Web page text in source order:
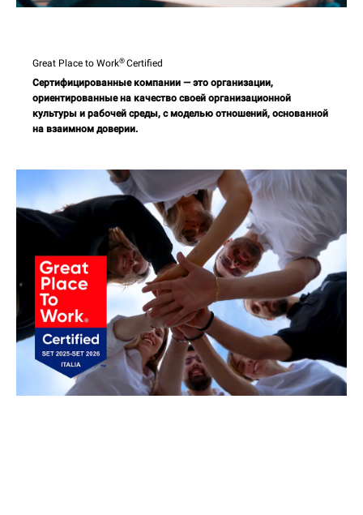
Great Place to Work® Certified
Сертифицированные компании — это организации,
ориентированные на качество своей организационной
культуры и рабочей среды, с моделью отношений, основанной
на взаимном доверии.